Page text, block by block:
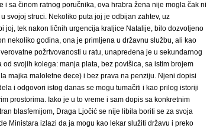
i sa činom ratnog poručnika, ova hrabra žena nije mogla čak ni
svojoj struci. Nekoliko puta joj je odbijan zahtev, uz
joj, tek nakon ličnih urgencija kraljice Natalije, bilo dozvoljeno
nekoliko godina, ona je primljena u državnu službu, ali kao
požrtvovanosti u ratu, unapređena je u sekundarnog
od svojih kolega: manja plata, bez povišica, sa istim brojem
majka maloletne dece) i bez prava na penziju. Njeni dopisi
i odgovori istog danas se mogu tumačiti i kao prilog istoriji
prostorima. Iako je u to vreme i sam dopis sa konkretnim
blasfemijom, Draga Ljočić se nije libila boriti se za svoja
Ministara izlazi da ja mogu kao lekar služiti državu i preko